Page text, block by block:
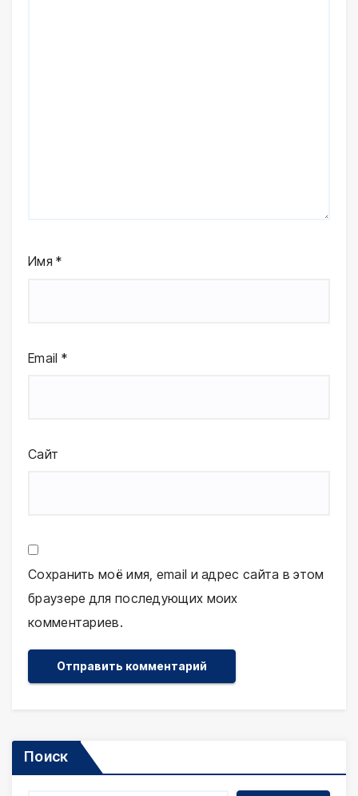
Имя*
Email *
Сайт
Сохранить моё имя, email и адрес сайта в этом
браузере для последующих моих
комментариев.
Поиск